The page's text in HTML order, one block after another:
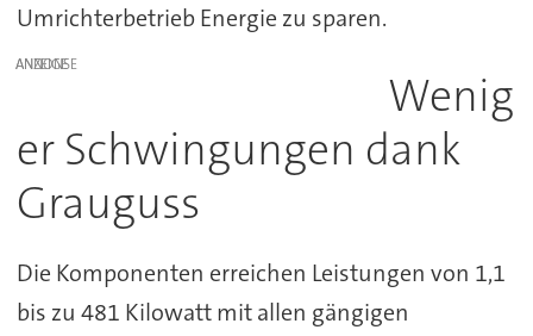
Umrichterbetrieb Energie zu sparen.
ANZEIGE
Wenig
er Schwingungen dank
Grauguss
Die Komponenten erreichen Leistungen von 1,1
bis zu 481 Kilowatt mit allen gängigen